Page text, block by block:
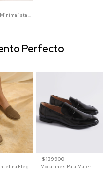
Vestido Midi Minimalista De Silueta Amplia
Mocasín de Antelina Elegante con Suela de Contraste Para Hombre
$ 139.900
Mocasines Para Mujer
Perfecto